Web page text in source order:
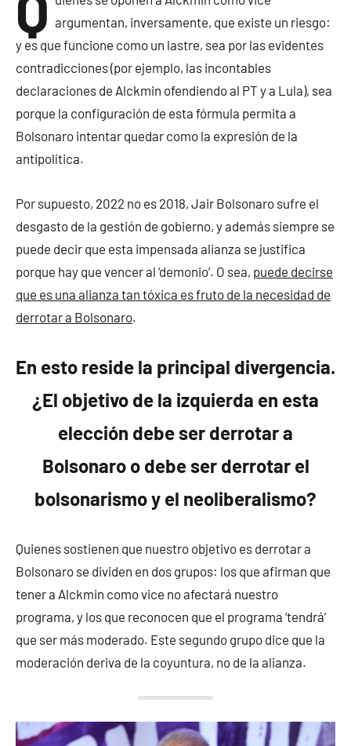
argumentan, inversamente, que existe un riesgo:
y es que funcione como un lastre, sea por las evidentes
contradicciones (por ejemplo, las incontables
declaraciones de Alckmin ofendiendo al PT y a Lula), sea
porque la configuración de esta fórmula permita a
Bolsonaro intentar quedar como la expresión de la
antipolítica.
Por supuesto, 2022 no es 2018, Jair Bolsonaro sufre el
desgasto de la gestión de gobierno, y además siempre se
puede decir que esta impensada alianza se justifica
porque hay que vencer al ‘demonio’. O sea, puede decirse
que es una alianza tan tóxica es fruto de la necesidad de
derrotar a Bolsonaro.
En esto reside la principal divergencia.
¿El objetivo de la izquierda en esta
elección debe ser derrotar a
Bolsonaro o debe ser derrotar el
bolsonarismo y el neoliberalismo?
Quienes sostienen que nuestro objetivo es derrotar a
Bolsonaro se dividen en dos grupos: los que afirman que
tener a Alckmin como vice no afectará nuestro
programa, y los que reconocen que el programa ‘tendrá’
que ser más moderado. Este segundo grupo dice que la
moderación deriva de la coyuntura, no de la alianza.